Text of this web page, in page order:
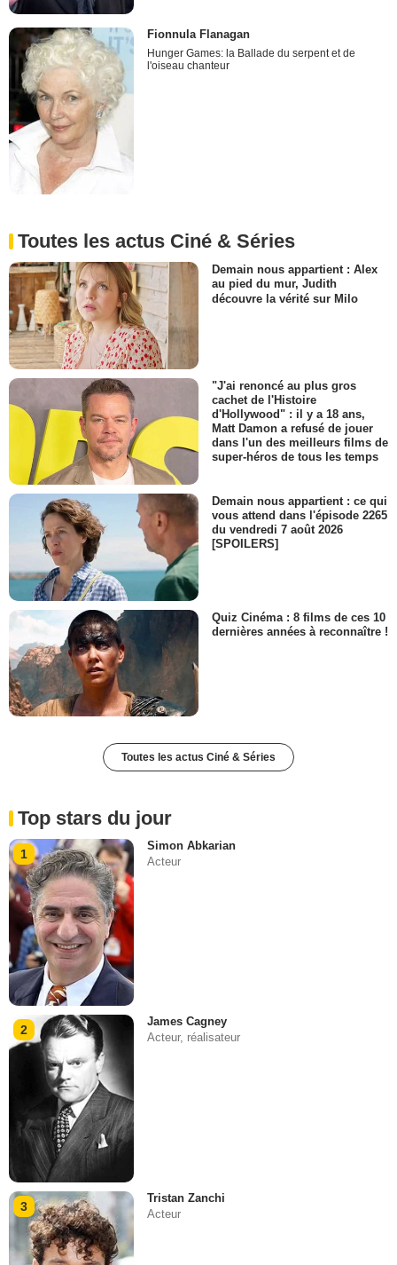
Fionnula Flanagan
Hunger Games: la Ballade du serpent et de
l'oiseau chanteur
Toutes les actus Ciné & Séries
Demain nous appartient : Alex
au pied du mur, Judith
découvre la vérité sur Milo
"J'ai renoncé au plus gros
cachet de l'Histoire
d'Hollywood" : il y a 18 ans,
Matt Damon a refusé de jouer
dans l'un des meilleurs films de
super-héros de tous les temps
Demain nous appartient : ce qui
vous attend dans l'épisode 2265
du vendredi 7 août 2026
[SPOILERS]
Quiz Cinéma : 8 films de ces 10
dernières années à reconnaître !
Toutes les actus Ciné & Séries
Top stars du jour
1
Simon Abkarian
Acteur
2
James Cagney
Acteur, réalisateur
3
Tristan Zanchi
Acteur